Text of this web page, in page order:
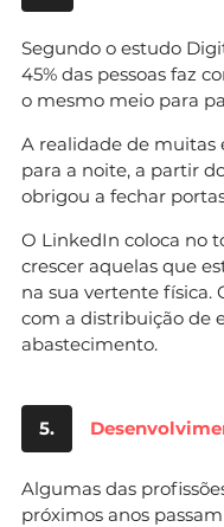
Segundo o estudo
45% das pessoas faz
o mesmo meio para
A realidade de muitas
para a noite, a partir
obrigou a fechar
O LinkedIn coloca no
crescer aquelas que
na sua vertente física.
com a distribuição de
abastecimento.
5.
Algumas das
próximos anos